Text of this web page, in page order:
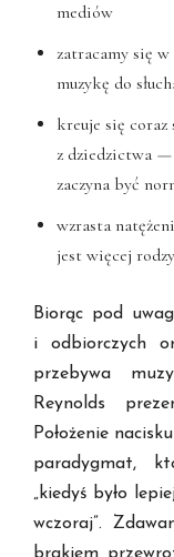
mediów
zatracamy się
muzykę do
kreuje się
z dziedzictwa —
zaczyna być
wzrasta
jest więcej
Biorąc pod
i odbiorczych
przebywa
Reynolds
Położenie
paradygmat,
„kiedyś było
wczoraj”.